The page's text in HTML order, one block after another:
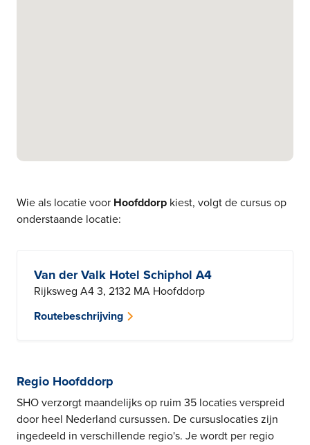
Wie als locatie voor Hoofddorp kiest, volgt de cursus op
onderstaande locatie:
Van der Valk Hotel Schiphol A4
Rijksweg A4 3, 2132 MA Hoofddorp
Routebeschrijving
Regio Hoofddorp
SHO verzorgt maandelijks op ruim 35 locaties verspreid
door heel Nederland cursussen. De cursuslocaties zijn
ingedeeld in verschillende regio's. Je wordt per regio